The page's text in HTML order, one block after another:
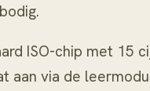
ISO-chip met 15
aan via de